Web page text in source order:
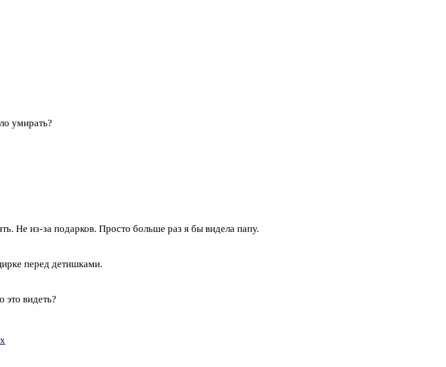
умирать?
Не из-за подарков. Просто больше раз я бы видела папу.
перед детишками.
это видеть?